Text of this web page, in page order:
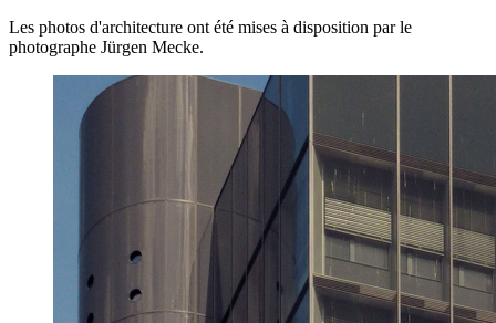
Les photos d'architecture ont été mises à disposition par le
photographe Jürgen Mecke.